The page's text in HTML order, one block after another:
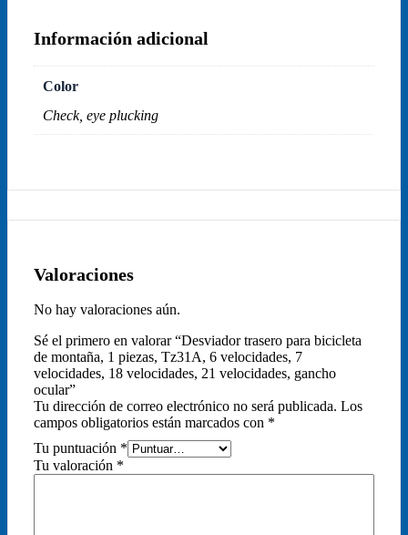
Información adicional
Color
Check, eye plucking
Valoraciones
No hay valoraciones aún.
Sé el primero en valorar “Desviador trasero para bicicleta
de montaña, 1 piezas, Tz31A, 6 velocidades, 7
velocidades, 18 velocidades, 21 velocidades, gancho
ocular”
Tu dirección de correo electrónico no será publicada. Los
campos obligatorios están marcados con *
Tu puntuación *
Tu valoración *